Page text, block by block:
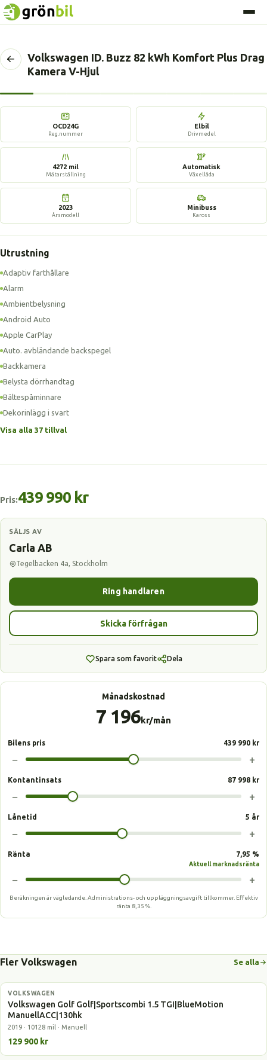
Tillbaka
sida
Volkswagen ID. Buzz 82 kWh Komfort Plus Drag
Kamera V-Hjul
OCD24G
Reg.nummer
Elbil
Drivmedel
4272 mil
Mätarställning
Automatisk
Växellåda
2023
Årsmodell
Minibuss
Kaross
Utrustning
Adaptiv farthållare
Alarm
Ambientbelysning
Android Auto
Apple CarPlay
Auto. avbländande backspegel
Backkamera
Belysta dörrhandtag
Bältespåminnare
Dekorinlägg i svart
Visa alla 37 tillval
Pris:439 990 kr
SÄLJS AV
Carla AB
Tegelbacken 4a, Stockholm
Ring handlaren
Skicka förfrågan
Spara som favorit Dela
Månadskostnad
7 196kr/mån
Bilens pris 439 990 kr
− +
Kontantinsats 87 998 kr
− +
Lånetid 5 år
− +
Ränta 7,95 %
Aktuell marknadsränta
− +
Beräkningen är vägledande. Administrations- och uppläggningsavgift tillkommer. Effektiv
ränta 8,35 %.
Fler Volkswagen Se alla
Gasbil
VOLKSWAGEN
Volkswagen Golf Golf|Sportscombi 1.5 TGI|BlueMotion
ManuellACC|130hk
2019 · 10128 mil · Manuell
129 900 kr